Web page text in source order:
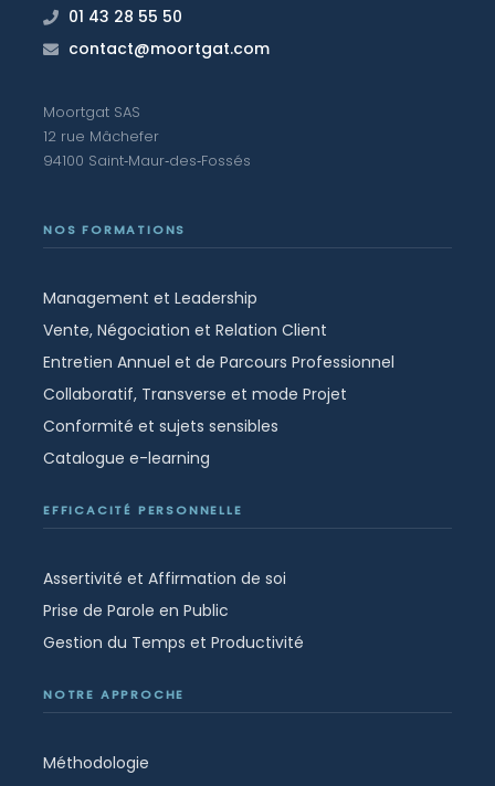
01 43 28 55 50
contact@moortgat.com
Moortgat SAS
12 rue Mâchefer
94100 Saint‑Maur‑des‑Fossés
NOS FORMATIONS
Management et Leadership
Vente, Négociation et Relation Client
Entretien Annuel et de Parcours Professionnel
Collaboratif, Transverse et mode Projet
Conformité et sujets sensibles
Catalogue e-learning
EFFICACITÉ PERSONNELLE
Assertivité et Affirmation de soi
Prise de Parole en Public
Gestion du Temps et Productivité
NOTRE APPROCHE
Méthodologie